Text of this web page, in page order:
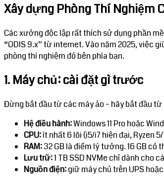
Xây dựng Phòng Thí Nghiệm
Các xưởng độc lập rất thích sử dụng phần
“ODIS 9.x” từ internet. Vào năm 2025, việc
phòng thí nghiệm đó bên phía bạn.
1. Máy chủ: cài đặt gì trước
Đừng bắt đầu từ các máy ảo – hãy bắt đầu từ
Hệ điều hành:Windows 11 Pro hoặc
CPU:ít nhất 6 lõi (i5/i7 hiện đại, Ryzen
RAM:32 GB là điểm lý tưởng. 16 GB có
Lưu trữ:1 TB SSD NVMe chỉ dành cho
Nguồn điện:giữ máy chủ trên UPS